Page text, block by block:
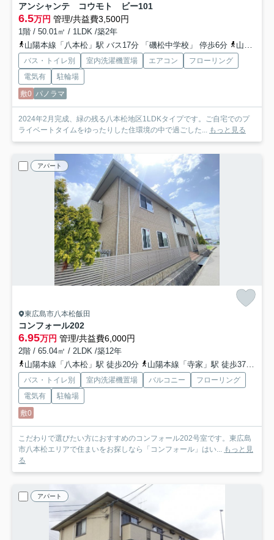
アンシャンテ コウモト ビー101
6.5万円 管理/共益費3,500円
1階 / 50.01㎡ / 1LDK /築2年
山陽本線「八本松」駅 バス17分 「磯松中学校」 停歩6分
山陽本線「寺家」駅 徒歩28分
バス・トイレ別 室内洗濯機置場 エアコン
フローリング
電気有
駐輪場
敷0 パノラマ
2024年2月完成、緑の残る八本松地区1LDKタイプです。ご自宅でのプ
ライベートタイムをゆったりした住環境の中で過ごした... もっと見る
アパート
東広島市八本松飯田
コンフォール202
6.95万円 管理/共益費6,000円
2階 / 65.04㎡ / 2LDK /築12年
山陽本線「八本松」駅 徒歩20分
山陽本線「寺家」駅 徒歩37分
バス・トイレ別 室内洗濯機置場 バルコニー
フローリング
電気有
駐輪場
敷0
こだわりで選びたい方におすすめのコンフォール202号室です。東広島
市八本松エリアで住まいをお探しなら「コンフォール」はい... もっと見
る
アパート